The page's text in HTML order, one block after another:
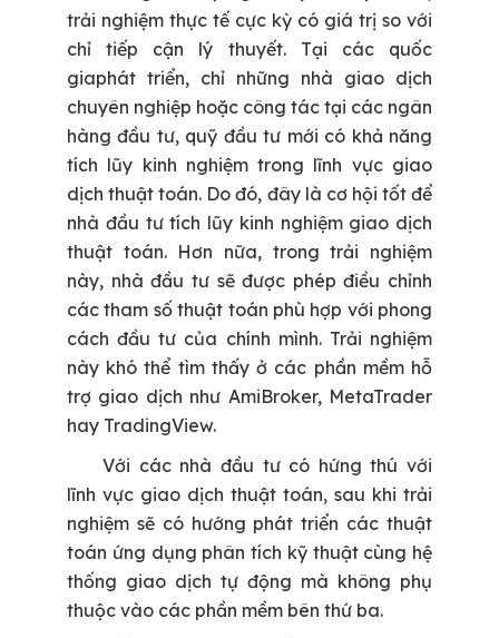
trải nghiệm thực tế cực kỳ có giá trị so với
chỉ tiếp cận lý thuyết. Tại các quốc
giaphát triển, chỉ những nhà giao dịch
chuyên nghiệp hoặc công tác tại các ngân
hàng đầu tư, quỹ đầu tư mới có khả năng
tích lũy kinh nghiệm trong lĩnh vực giao
dịch thuật toán. Do đó, đây là cơ hội tốt để
nhà đầu tư tích lũy kinh nghiệm giao dịch
thuật toán. Hơn nữa, trong trải nghiệm
này, nhà đầu tư sẽ được phép điều chỉnh
các tham số thuật toán phù hợp với phong
cách đầu tư của chính mình. Trải nghiệm
này khó thể tìm thấy ở các phần mềm hỗ
trợ giao dịch như AmiBroker, MetaTrader
hay TradingView.
Với các nhà đầu tư có hứng thú với
lĩnh vực giao dịch thuật toán, sau khi trải
nghiệm sẽ có hướng phát triển các thuật
toán ứng dụng phân tích kỹ thuật cùng hệ
thống giao dịch tự động mà không phụ
thuộc vào các phần mềm bên thứ ba.